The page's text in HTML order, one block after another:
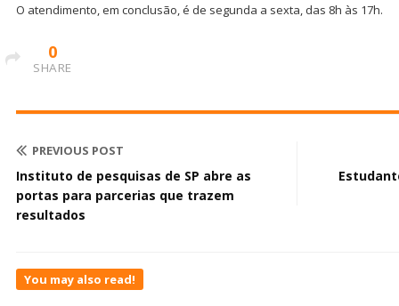
O atendimento, em conclusão, é de segunda a sexta, das 8h às 17h.
0
SHARE
PREVIOUS POST
Instituto de pesquisas de SP abre as
portas para parcerias que trazem
resultados
You may also read!